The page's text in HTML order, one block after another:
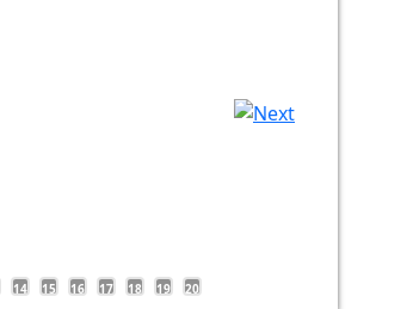
14 15 16 17 18 19 20